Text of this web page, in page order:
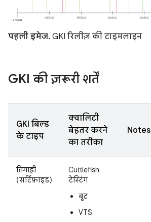
पहली इमेज. GKI रिलीज़ की टाइमलाइन
GKI की ज़रूरी शर्तें
GKI बिल्ड
के टाइप
क्वालिटी
बेहतर करने
का तरीका
Notes
तिमाही
(सर्टिफ़ाइड)
Cuttlefish
टेस्टिंग
बूट
VTS